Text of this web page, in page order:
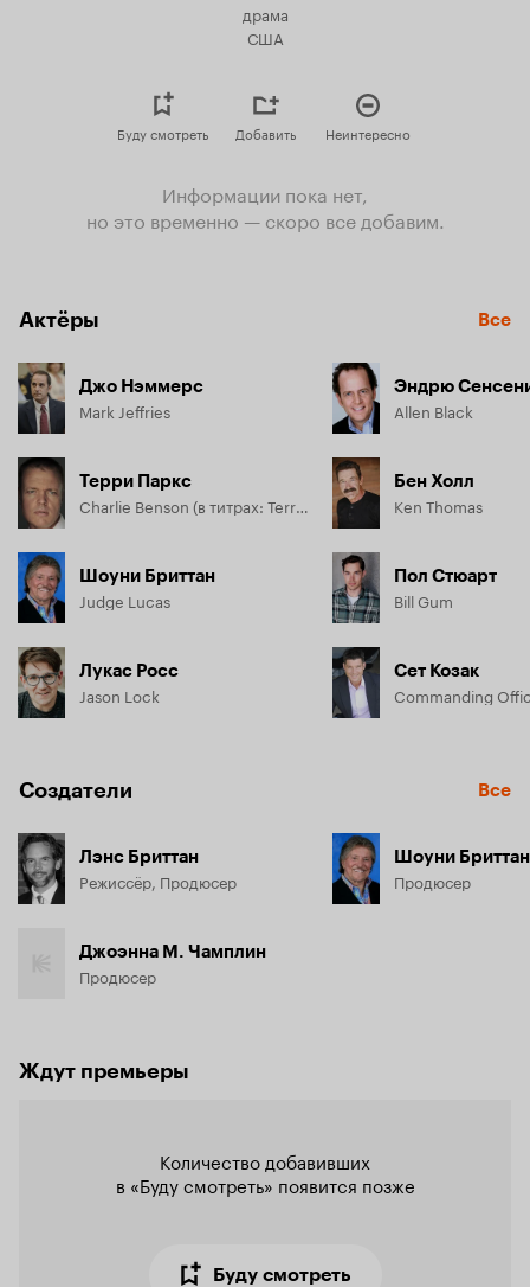
драма
США
Буду смотреть Добавить Неинтересно
Информации пока нет,
но это временно — скоро все добавим.
Актёры Все
Джо Нэммерс
Mark Jeffries
Терри Паркс
Charlie Benson (в титрах: Terry Parks)
Шоуни Бриттан
Judge Lucas
Лукас Росс
Jason Lock
Эндрю
Allen Black
Бен Холл
Ken Thomas
Пол Стюарт
Bill Gum
Сет Козак
Commanding
Создатели Все
Лэнс Бриттан
Режиссёр, Продюсер
Джоэнна М. Чамплин
Продюсер
Шоуни Бриттан
Продюсер
Ждут премьеры
Количество добавивших
в «Буду смотреть» появится позже
Буду смотреть